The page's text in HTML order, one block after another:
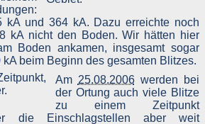
Müssen Daten aus Beweisgründen
sind sie solange von der Löschung
endgültig geklärt ist.
& Cookies
in diesem Sinne erfolgt durch den
es werden nur die Aufrufzahlen der Website
auf der Basis der Logfiles ohne direkte
ausgewertet.
kA und 364 kA. Dazu erreichte noch
kA nicht den Boden. Wir hätten hier
Boden ankamen, insgesamt sogar
beim Beginn des gesamten Blitzes.
Am 25.08.2006werden bei
der Ortung auch viele Blitze
zu einem Zeitpunkt
die Einschlagstellen aber weit